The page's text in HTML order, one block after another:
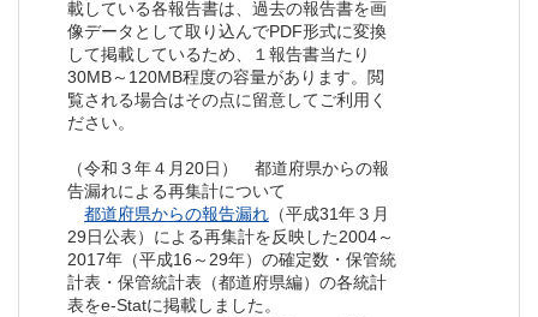
載している各報告書は、過去の報告書を画
像データとして取り込んでPDF形式に変換
して掲載しているため、１報告書当たり
30MB～120MB程度の容量があります。閲
覧される場合はその点に留意してご利用く
ださい。
（令和３年４月20日） 都道府県からの報
告漏れによる再集計について
都道府県からの報告漏れ （平成31年３月
29日公表）による再集計を反映した2004～
2017年（平成16～29年）の確定数・保管統
計表・保管統計表（都道府県編）の各統計
表をe-Statに掲載しました。